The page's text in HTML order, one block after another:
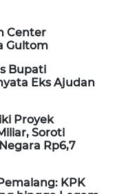
Center
Gultom
Bupati
Eks Ajudan
Proyek
Soroti
Rp6,7
KPK